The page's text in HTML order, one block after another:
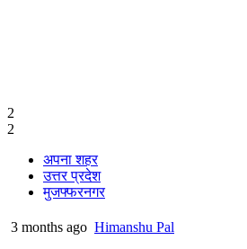
2
2
अपना शहर
उत्तर प्रदेश
मुजफ्फरनगर
3 months ago Himanshu Pal